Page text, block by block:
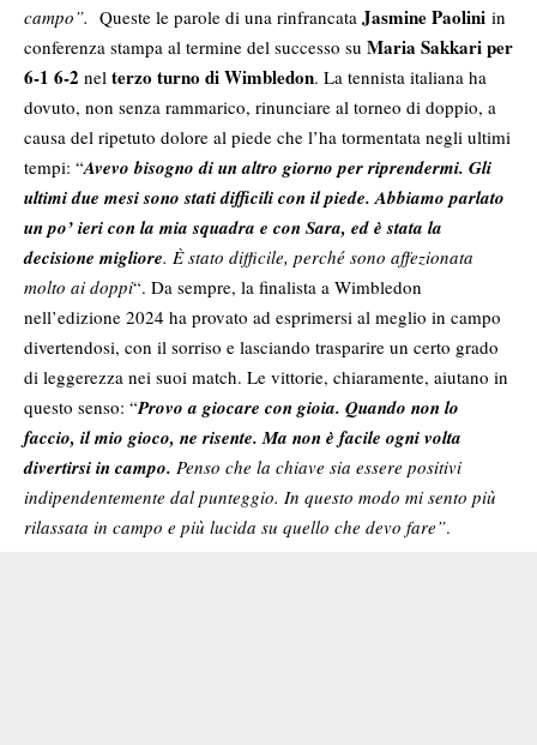
campo”. Queste le parole di una rinfrancata Jasmine Paolini in
conferenza stampa al termine del successo su Maria Sakkari per
6-1 6-2 nel terzo turno di Wimbledon. La tennista italiana ha
dovuto, non senza rammarico, rinunciare al torneo di doppio, a
causa del ripetuto dolore al piede che l’ha tormentata negli ultimi
tempi: “Avevo bisogno di un altro giorno per riprendermi. Gli
ultimi due mesi sono stati difficili con il piede. Abbiamo parlato
un po’ ieri con la mia squadra e con Sara, ed è stata la
decisione migliore. È stato difficile, perché sono affezionata
molto ai doppi“. Da sempre, la finalista a Wimbledon
nell’edizione 2024 ha provato ad esprimersi al meglio in campo
divertendosi, con il sorriso e lasciando trasparire un certo grado
di leggerezza nei suoi match. Le vittorie, chiaramente, aiutano in
questo senso: “Provo a giocare con gioia. Quando non lo
faccio, il mio gioco, ne risente. Ma non è facile ogni volta
divertirsi in campo. Penso che la chiave sia essere positivi
indipendentemente dal punteggio. In questo modo mi sento più
rilassata in campo e più lucida su quello che devo fare”.